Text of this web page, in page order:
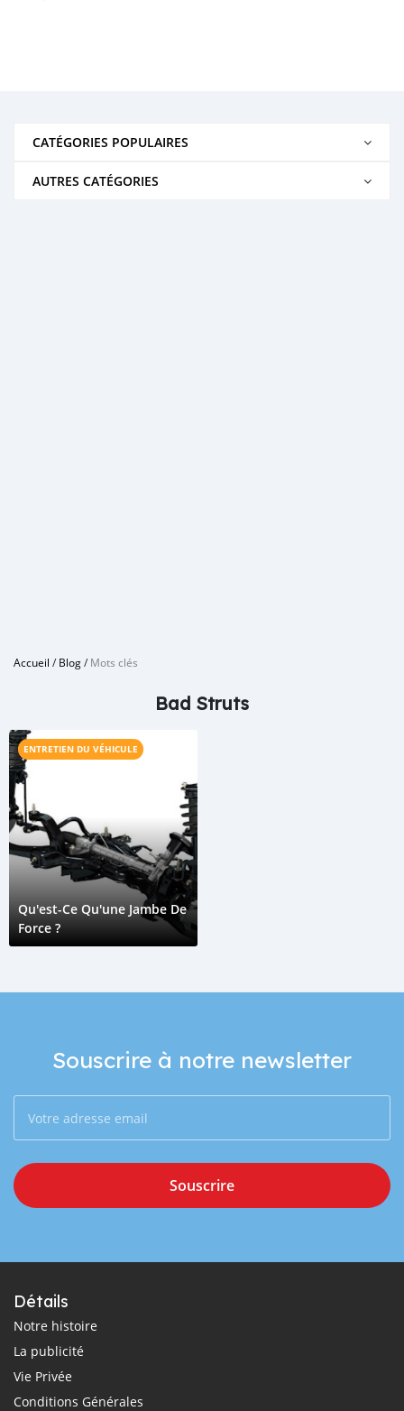
CATÉGORIES POPULAIRES
AUTRES CATÉGORIES
Accueil /Blog/Mots clés
Bad Struts
ENTRETIEN DU VÉHICULE
Qu'est-Ce Qu'une Jambe De
Force ?
Souscrire à notre newsletter
Souscrire
Détails
Notre histoire
La publicité
Vie Privée
Conditions Générales